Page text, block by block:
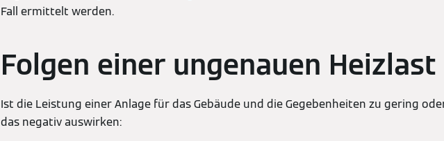
Fall ermittelt werden.
Folgen einer ungenauen Heizlast
Ist die Leistung einer Anlage für das Gebäude und die Gegebenheiten zu gering
das negativ auswirken: